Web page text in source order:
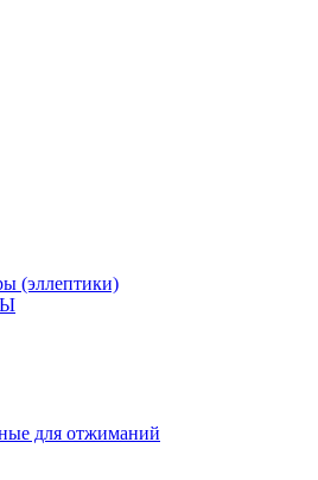
(эллептики)
для отжиманий